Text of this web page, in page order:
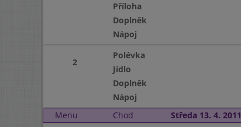
Příloha
Doplněk
Nápoj
2
Polévka
Jídlo
Doplněk
Nápoj
Menu
Chod Středa 13. 4. 2011